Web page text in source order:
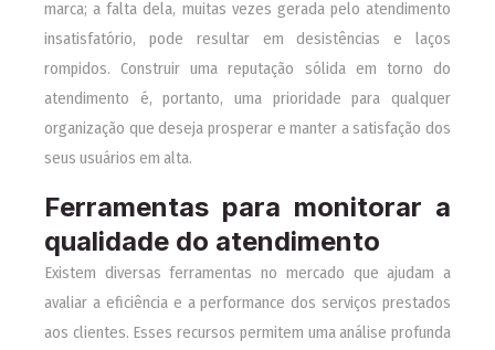
marca; a falta dela, muitas vezes gerada pelo atendimento
insatisfatório, pode resultar em desistências e laços
rompidos. Construir uma reputação sólida em torno do
atendimento é, portanto, uma prioridade para qualquer
organização que deseja prosperar e manter a satisfação dos
seus usuários em alta.
Ferramentas para monitorar a
qualidade do atendimento
Existem diversas ferramentas no mercado que ajudam a
avaliar a eficiência e a performance dos serviços prestados
aos clientes. Esses recursos permitem uma análise profunda